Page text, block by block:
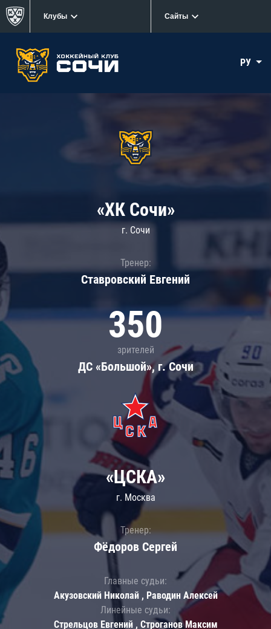
Клубы Сайты
РУ
«ХК Сочи»
г. Сочи
Тренер:
Ставровский Евгений
350
зрителей
ДС «Большой», г. Сочи
«ЦСКА»
г. Москва
Тренер:
Фёдоров Сергей
Главные судьи:
Акузовский Николай , Раводин Алексей
Линейные судьи:
Стрельцов Евгений , Строганов Максим